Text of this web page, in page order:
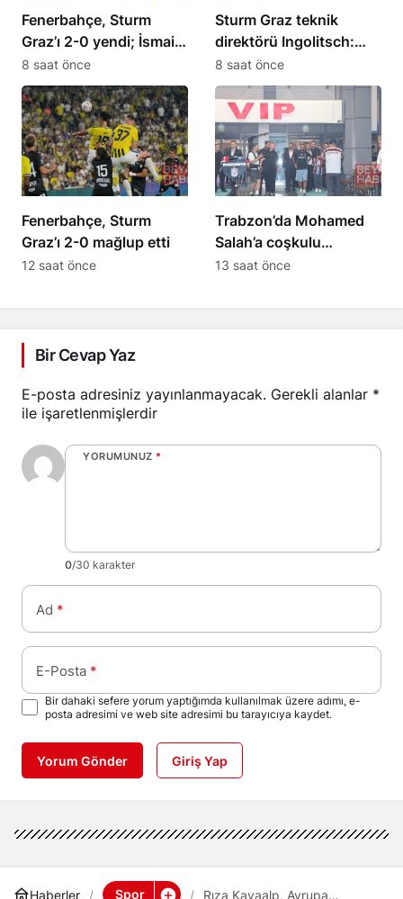
Fenerbahçe, Sturm
Graz’ı 2-0 yendi; İsmail
Kartal kalitesini
vurguladı
8 saat önce
Sturm Graz teknik
direktörü Ingolitsch:
Talisca’yı durdurmak
zor
8 saat önce
Fenerbahçe, Sturm
Graz’ı 2-0 mağlup etti
12 saat önce
Trabzon’da Mohamed
Salah’a coşkulu
karşılama gerçekleşti
13 saat önce
Bir Cevap Yaz
E-posta adresiniz yayınlanmayacak. Gerekli alanlar *
ile işaretlenmişlerdir
YORUMUNUZ *
0/30 karakter
Ad *
E-Posta *
Bir dahaki sefere yorum yaptığımda kullanılmak üzere adımı, e-
posta adresimi ve web site adresimi bu tarayıcıya kaydet.
Yorum Gönder Giriş Yap
Haberler Spor Rıza Kayaalp, Avrupa